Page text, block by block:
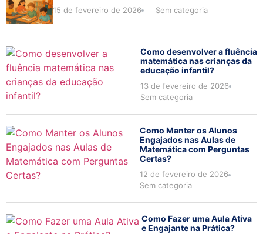
15 de fevereiro de 2026 Sem categoria
Como desenvolver a fluência
matemática nas crianças da
educação infantil?
13 de fevereiro de 2026
Sem categoria
Como Manter os Alunos
Engajados nas Aulas de
Matemática com Perguntas
Certas?
12 de fevereiro de 2026
Sem categoria
Como Fazer uma Aula Ativa
e Engajante na Prática?